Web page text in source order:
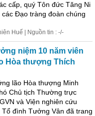
cấp, quý Tôn đức Tăng Ni
Đạo tràng đoàn chúng
Huế | Nguồn tin : -/-
niệm 10 năm viên
Hòa thượng Thích
lão Hòa thượng Minh
Chủ tịch Thường trực
và Viện nghiên cứu
Tổ đình Tưởng Vân đã trang